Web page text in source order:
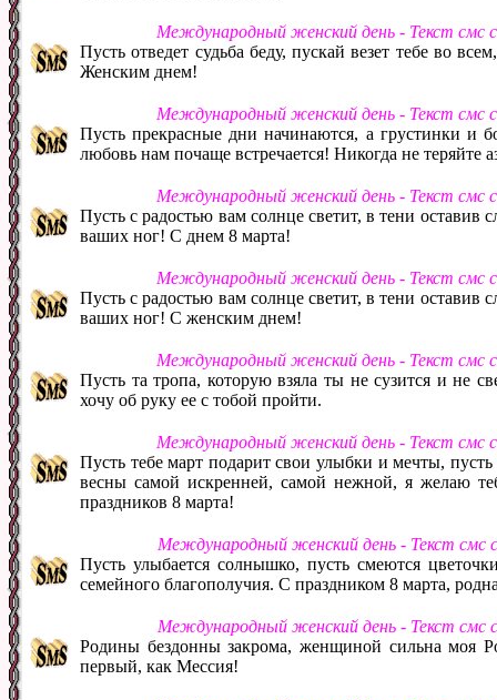
Международный женский день - Текст смс
Пусть отведет судьба беду, пускай везет тебе во
Женским днем!
Международный женский день - Текст смс
Пусть прекрасные дни начинаются, а грустинки и
любовь нам почаще встречается! Никогда не теряйте
Международный женский день - Текст смс
Пусть с радостью вам солнце светит, в тени оставив
ваших ног! С днем 8 марта!
Международный женский день - Текст смс
Пусть с радостью вам солнце светит, в тени оставив
ваших ног! С женским днем!
Международный женский день - Текст смс
Пусть та тропа, которую взяла ты не сузится и не
хочу об руку ее с тобой пройти.
Международный женский день - Текст смс
Пусть тебе март подарит свои улыбки и мечты,
весны самой искренней, самой нежной, я желаю
праздников 8 марта!
Международный женский день - Текст смс
Пусть улыбается солнышко, пусть смеются
семейного благополучия. С праздником 8 марта,
Международный женский день - Текст смс
Родины бездонны закрома, женщиной сильна моя
первый, как Мессия!